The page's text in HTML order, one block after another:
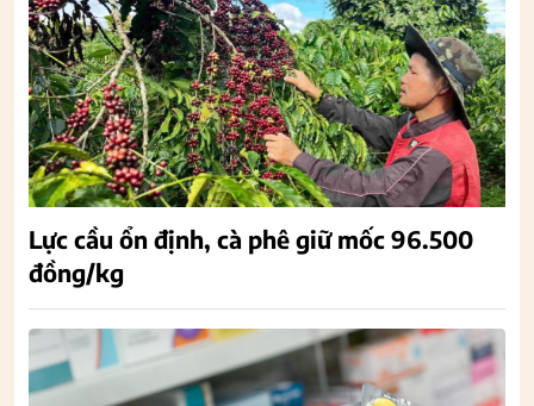
Lực cầu ổn định, cà phê giữ mốc 96.500
đồng/kg